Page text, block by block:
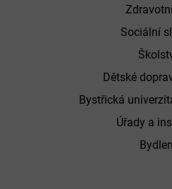
Sociální
Dětské
Bystřická
Úřady a